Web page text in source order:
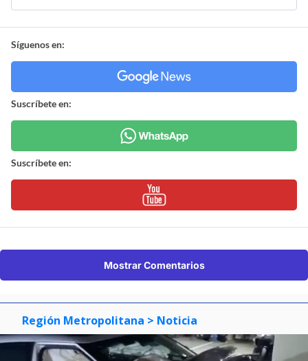
Síguenos en:
Suscríbete en:
Suscríbete en:
Mostrar Comentarios
Región Metropolitana > Noticia